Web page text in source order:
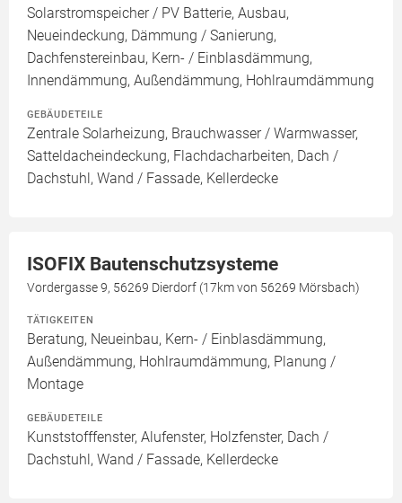
Solarstromspeicher / PV Batterie, Ausbau,
Neueindeckung, Dämmung / Sanierung,
Dachfenstereinbau, Kern- / Einblasdämmung,
Innendämmung, Außendämmung, Hohlraumdämmung
GEBÄUDETEILE
Zentrale Solarheizung, Brauchwasser / Warmwasser,
Satteldacheindeckung, Flachdacharbeiten, Dach /
Dachstuhl, Wand / Fassade, Kellerdecke
ISOFIX Bautenschutzsysteme
Vordergasse 9, 56269 Dierdorf (17km von 56269 Mörsbach)
TÄTIGKEITEN
Beratung, Neueinbau, Kern- / Einblasdämmung,
Außendämmung, Hohlraumdämmung, Planung /
Montage
GEBÄUDETEILE
Kunststofffenster, Alufenster, Holzfenster, Dach /
Dachstuhl, Wand / Fassade, Kellerdecke